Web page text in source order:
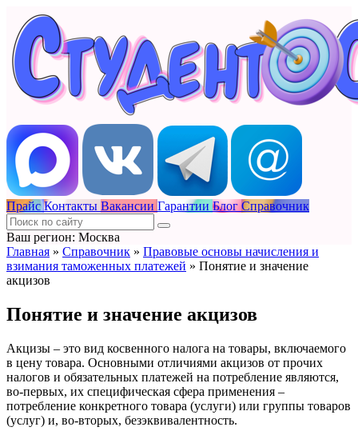
Прайс Контакты Вакансии Гарантии Блог Справочник
Ваш регион: Москва
Главная » Справочник » Правовые основы начисления и
взимания таможенных платежей » Понятие и значение
акцизов
Понятие и значение акцизов
Акцизы – это вид косвенного налога на товары, включаемого
в цену товара. Основными отличиями акцизов от прочих
налогов и обязательных платежей на потребление являются,
во-первых, их специфическая сфера применения –
потребление конкретного товара (услуги) или группы товаров
(услуг) и, во-вторых, безэквивалентность.